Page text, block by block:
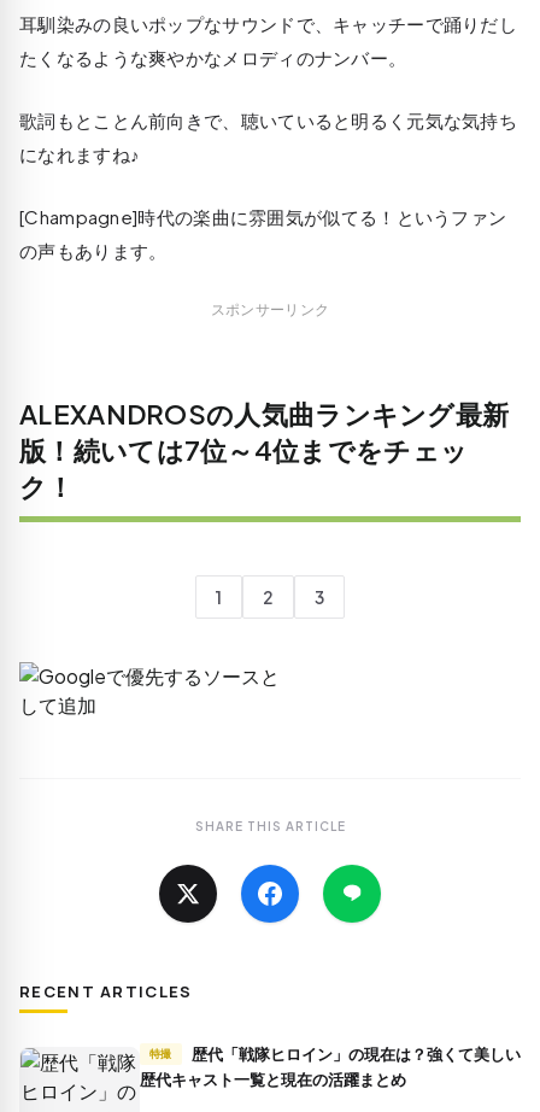
耳馴染みの良いポップなサウンドで、キャッチーで踊りだし
たくなるような爽やかなメロディのナンバー。
歌詞もとことん前向きで、聴いていると明るく元気な気持ち
になれますね♪
[Champagne]時代の楽曲に雰囲気が似てる！というファン
の声もあります。
スポンサーリンク
ALEXANDROSの人気曲ランキング最新
版！続いては7位～4位までをチェッ
ク！
1 2 3
SHARE THIS ARTICLE
RECENT ARTICLES
特撮
歴代キャスト一覧と現在の活躍まとめ